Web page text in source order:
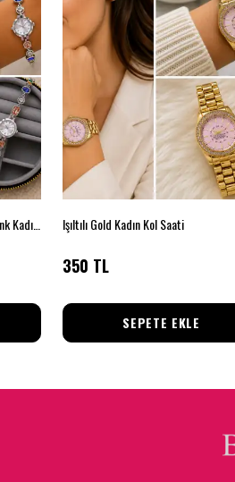
Işıltılı Gold Kadın Kol Saati
350 TL
SEPETE EKLE